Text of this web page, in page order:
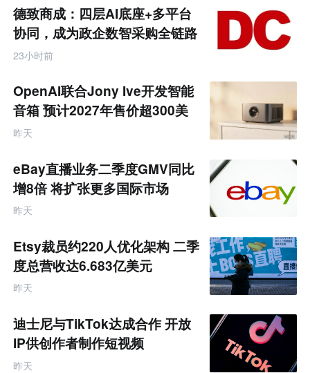
商
产
业
互
联
网
德致商成：四层AI底座+多平台
协同，成为政企数智采购全链路
服务商
23小时前
OpenAI联合Jony Ive开发智能
音箱 预计2027年售价超300美
元
昨天
eBay直播业务二季度GMV同比
增8倍 将扩张更多国际市场
昨天
Etsy裁员约220人优化架构 二季
度总营收达6.683亿美元
昨天
迪士尼与TikTok达成合作 开放
IP供创作者制作短视频
昨天